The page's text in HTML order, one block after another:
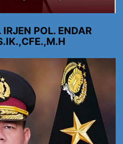
POL. ENDAR